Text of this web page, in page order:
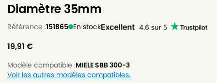
Diamètre 35mm
Référence :151865 En stock
19,91 €
Modèle compatible :MIELE SBB 300-3
Voir les autres modèles compatibles.